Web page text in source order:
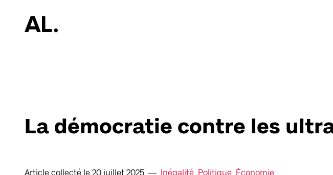
La démocratie contre les
Article collecté le 20 juillet 2025 Inégalité Politique Économie